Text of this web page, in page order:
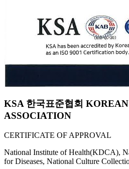
KSA 한국표준협회
ASSOCIATION
CERTIFICATE OF APPROVAL
National Institute of Health(KDCA),
for Diseases, National Culture